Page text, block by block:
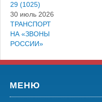
29 (1025)
30 июль 2026
ТРАНСПОРТ
НА «ЗВОНЫ
РОССИИ»
МЕНЮ